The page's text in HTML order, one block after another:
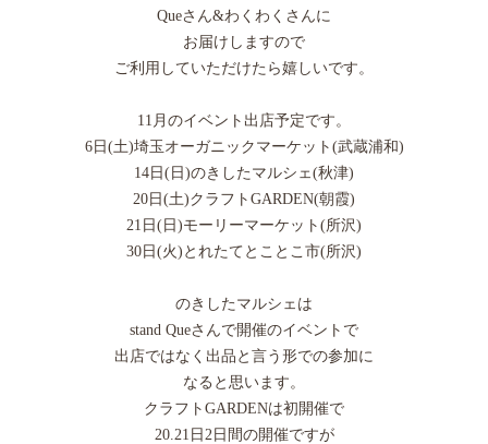
Queさん&わくわくさんに
お届けしますので
ご利用していただけたら嬉しいです。
11月のイベント出店予定です。
6日(土)埼玉オーガニックマーケット(武蔵浦和)
14日(日)のきしたマルシェ(秋津)
20日(土)クラフトGARDEN(朝霞)
21日(日)モーリーマーケット(所沢)
30日(火)とれたてとことこ市(所沢)
のきしたマルシェは
stand Queさんで開催のイベントで
出店ではなく出品と言う形での参加に
なると思います。
クラフトGARDENは初開催で
20.21日2日間の開催ですが